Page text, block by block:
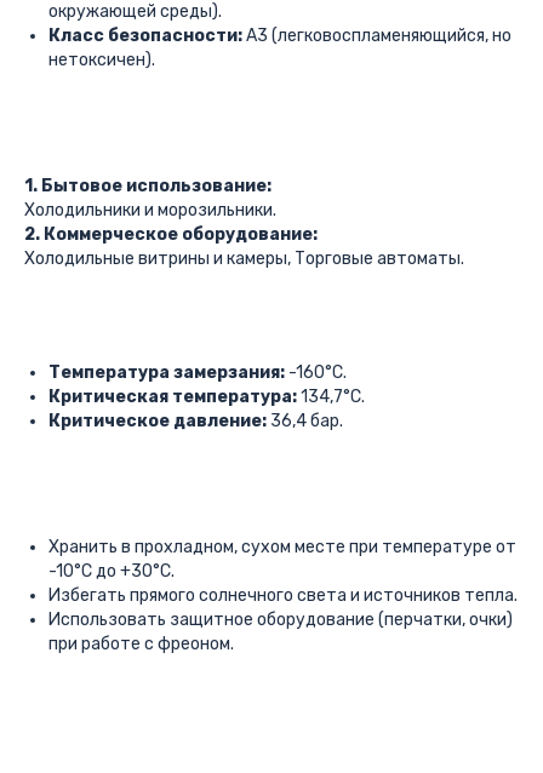
окружающей среды).
Класс безопасности:A3 (легковоспламеняющийся, но
нетоксичен).
1. Бытовое использование:
Холодильники и морозильники.
2. Коммерческое оборудование:
Холодильные витрины и камеры, Торговые автоматы.
Температура замерзания: -160°C.
Критическая температура:134,7°C.
Критическое давление: 36,4 бар.
Хранить в прохладном, сухом месте при температуре от
-10°C до +30°C.
Избегать прямого солнечного света и источников тепла.
Использовать защитное оборудование (перчатки, очки)
при работе с фреоном.